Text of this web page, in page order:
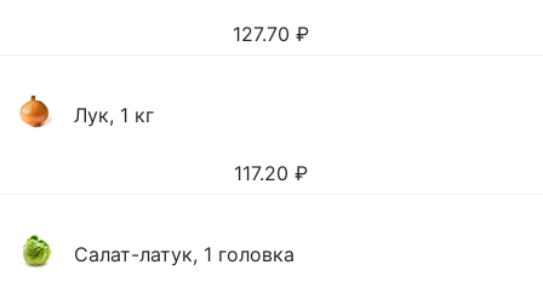
127.70 ₽
Лук, 1 кг
117.20 ₽
Салат-латук, 1 головка